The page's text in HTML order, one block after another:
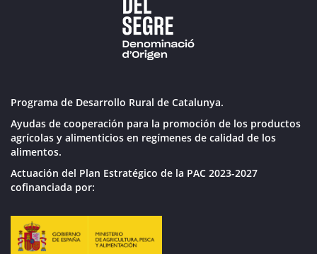
Programa de Desarrollo Rural de Catalunya.
Ayudas de cooperación para la promoción de los productos
agrícolas y alimenticios en regímenes de calidad de los
alimentos.
Actuación del Plan Estratégico de la PAC 2023-2027
cofinanciada por: